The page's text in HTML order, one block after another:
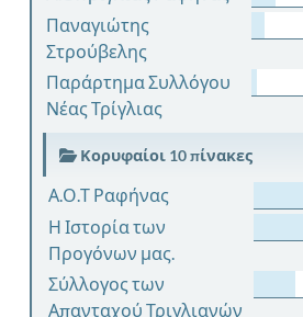
Παναγιώτης
Στρούβελης
Παράρτημα Συλλόγου
Νέας Τρίγλιας
Κορυφαίοι 10 πίνακες
Α.Ο.Τ Ραφήνας
Η Ιστορία των
Προγόνων μας.
Σύλλογος των
Απανταχού Τριγλιανών